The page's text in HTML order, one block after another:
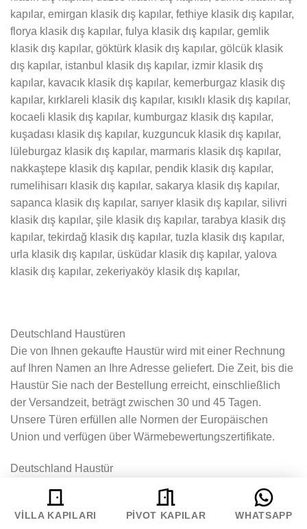
kapılar, emirgan klasik dış kapılar, fethiye klasik dış kapılar,
florya klasik dış kapılar, fulya klasik dış kapılar, gemlik
klasik dış kapılar, göktürk klasik dış kapılar, gölcük klasik
dış kapılar, istanbul klasik dış kapılar, izmir klasik dış
kapılar, kavacık klasik dış kapılar, kemerburgaz klasik dış
kapılar, kırklareli klasik dış kapılar, kısıklı klasik dış kapılar,
kocaeli klasik dış kapılar, kumburgaz klasik dış kapılar,
kuşadası klasik dış kapılar, kuzguncuk klasik dış kapılar,
lüleburgaz klasik dış kapılar, marmaris klasik dış kapılar,
nakkaştepe klasik dış kapılar, pendik klasik dış kapılar,
rumelihisarı klasik dış kapılar, sakarya klasik dış kapılar,
sapanca klasik dış kapılar, sarıyer klasik dış kapılar, silivri
klasik dış kapılar, şile klasik dış kapılar, tarabya klasik dış
kapılar, tekirdağ klasik dış kapılar, tuzla klasik dış kapılar,
urla klasik dış kapılar, üsküdar klasik dış kapılar, yalova
klasik dış kapılar, zekeriyaköy klasik dış kapılar,
Deutschland Haustüren
Die von Ihnen gekaufte Haustür wird mit einer Rechnung
auf Ihren Namen an Ihre Adresse geliefert. Die Zeit, bis die
Haustür Sie nach der Bestellung erreicht, einschließlich
der Versandzeit, beträgt zwischen 30 und 45 Tagen.
Unsere Türen erfüllen alle Normen der Europäischen
Union und verfügen über Wärmebewertungszertifikate.
Deutschland Haustür
Als Boss Çelik Kapı versenden wir alle speziell
entworfenen Haustürmodelle, die wir in Istanbul Türkei
produzieren, in alle Städte in Deutschland. Unsere
VILLA KAPILARI PIVOT KAPILAR WHATSAPP